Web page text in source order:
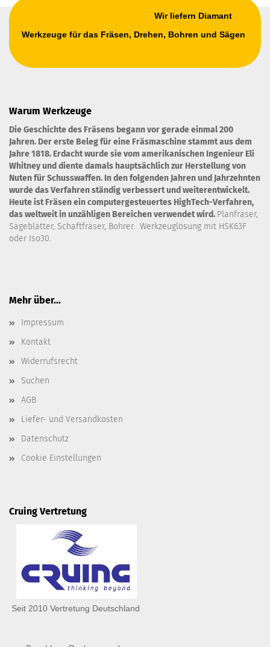
Wir liefern Diamant
Werkzeuge für das Fräsen, Drehen, Bohren und Sägen
Warum Werkzeuge
Die Geschichte des Fräsens begann vor gerade einmal 200
Jahren. Der erste Beleg für eine Fräsmaschine stammt aus dem
Jahre 1818. Erdacht wurde sie vom amerikanischen Ingenieur Eli
Whitney und diente damals hauptsächlich zur Herstellung von
Nuten für Schusswaffen. In den folgenden Jahren und Jahrzehnten
wurde das Verfahren ständig verbessert und weiterentwickelt.
Heute ist Fräsen ein computergesteuertes HighTech-Verfahren,
das weltweit in unzähligen Bereichen verwendet wird. Planfräser,
Sägeblätter, Schaftfräser, Bohrer. Werkzeuglösung mit HSK63F
oder Iso30.
Mehr über...
Impressum
Kontakt
Widerrufsrecht
Suchen
AGB
Liefer- und Versandkosten
Datenschutz
Cookie Einstellungen
Cruing Vertretung
Seit 2010 Vertretung Deutschland